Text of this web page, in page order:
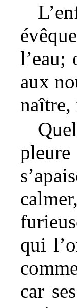
l’eau;
aux
naître,
qui
car